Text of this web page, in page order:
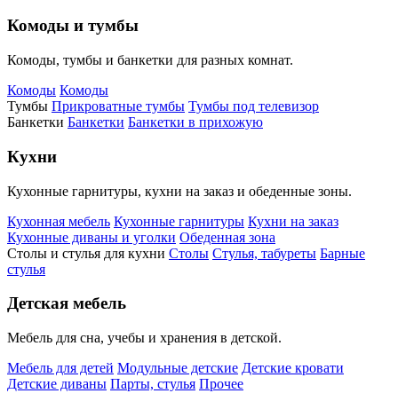
Комоды и тумбы
Комоды, тумбы и банкетки для разных комнат.
Комоды Комоды
Тумбы Прикроватные тумбы Тумбы под телевизор
Банкетки Банкетки Банкетки в прихожую
Кухни
Кухонные гарнитуры, кухни на заказ и обеденные зоны.
Кухонная мебель Кухонные гарнитуры Кухни на заказ
Кухонные диваны и уголки Обеденная зона
Столы и стулья для кухни Столы Стулья, табуреты Барные
стулья
Детская мебель
Мебель для сна, учебы и хранения в детской.
Мебель для детей Модульные детские Детские кровати
Детские диваны Парты, стулья Прочее